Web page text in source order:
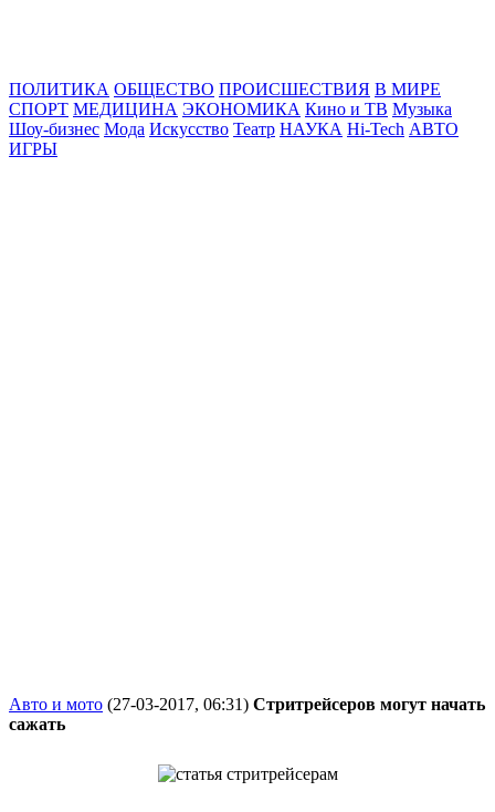
ПОЛИТИКА ОБЩЕСТВО ПРОИСШЕСТВИЯ В МИРЕ
СПОРТ МЕДИЦИНА ЭКОНОМИКА Кино и ТВ Музыка
Шоу-бизнес Мода Искусство Театр НАУКА Hi-Tech АВТО
ИГРЫ
Авто и мото (27-03-2017, 06:31) Стритрейсеров могут начать
сажать